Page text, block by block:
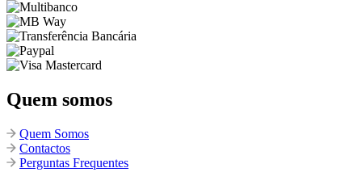
Quem somos
Quem Somos
Contactos
Perguntas Frequentes